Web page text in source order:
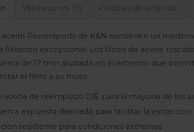
Valoraciones (0) Políticas de la tienda
aceite Powersports de K&N contienen un
filtración excepcional. Los filtros de aceite
de 17 mm ajustada en el extremo que
el filtro a su moto.
aceite de reemplazo O/E para la mayoría de los
expuesta disenada para facilitar la
resistente para condiciones extremas